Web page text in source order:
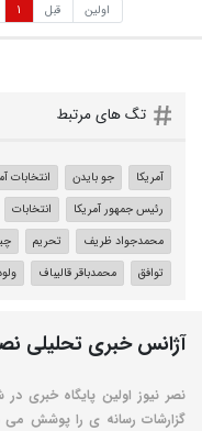
اولین قبل 1
تگ های مرتبط
آمریکا جو بایدن انتخابات
رئیس جمهور آمریکا
انتخابات
محمدجواد ظریف
تحریم
توافق
محمدباقر قالیباف
آژانس خبری تحلیلی
نصر نیوز اولین پایگاه خبری
گزارشات رسانه ی را پوشش می